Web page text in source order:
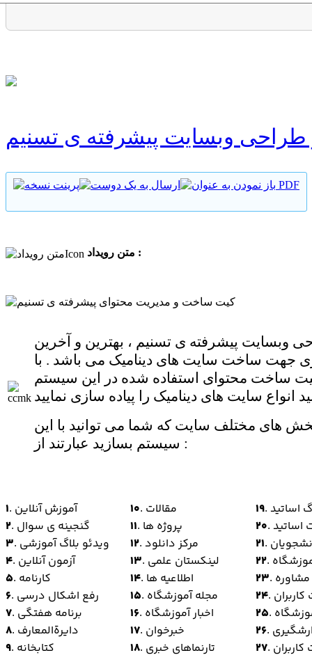
طراحی وبسایت پیشرفته ی تسنیم
متن رویداد :
وبسایت پیشرفته ی تسنیم ، بهترین و آخرین
جهت ساخت سایت های دینامیک می باشد . با
ساخت محتوای استفاده شده در این سیستم
های مختلف سایت که شما می توانید با این
سیستم بسازید عبارتند از :
1 . آموزش آنلاین
2 . گنجینه ی سوال
3 . ویدئو بلاگ آموزشی
4 . آزمون آنلاین
5 . کارنامه
6 . رفع اشکال درسی
7 . برنامه هفتگی
8 . دایرةالمعارف
9 . کتابخانه
10 . مقالات
11 . پروژه ها
12 . مرکز دانلود
13 . لینکستان علمی
14 . اطلاعیه ها
15 . مجله آموزشگاه
16 . اخبار آموزشگاه
17 . خبرخوان
18 . تارنماهای خبری
19 اساتید
20 اساتید
21
22
23 مشاوره
24 کاربران
25
26
27 کاربران